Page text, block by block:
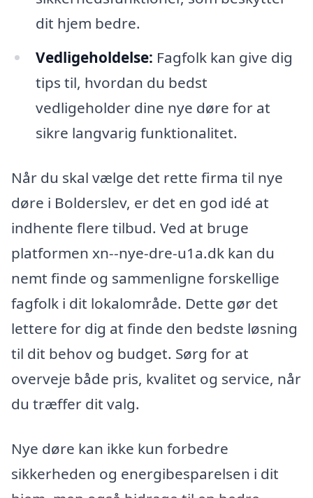
dit hjem bedre.
Vedligeholdelse: Fagfolk kan give dig
tips til, hvordan du bedst
vedligeholder dine nye døre for at
sikre langvarig funktionalitet.
Når du skal vælge det rette firma til nye
døre i Bolderslev, er det en god idé at
indhente flere tilbud. Ved at bruge
platformen xn--nye-dre-u1a.dk kan du
nemt finde og sammenligne forskellige
fagfolk i dit lokalområde. Dette gør det
lettere for dig at finde den bedste løsning
til dit behov og budget. Sørg for at
overveje både pris, kvalitet og service, når
du træffer dit valg.
Nye døre kan ikke kun forbedre
sikkerheden og energibesparelsen i dit